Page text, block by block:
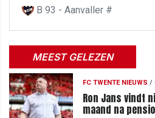
B 93 - Aanvaller #
MEEST GELEZEN
FC TWENTE NIEUWS /
Ron Jans vindt
maand na